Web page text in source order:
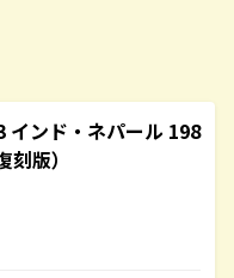
インド・ネパール 198
版）